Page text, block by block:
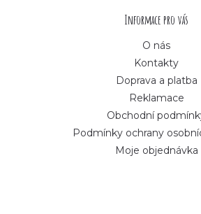
Informace pro vás
O nás
Kontakty
Doprava a platba
Reklamace
Obchodní
Podmínky ochrany
Moje objednávka